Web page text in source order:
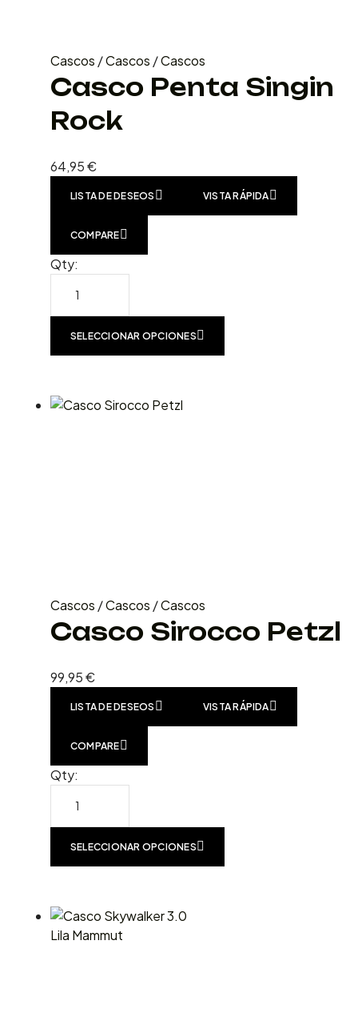
Cascos /Cascos /Cascos
Casco Penta Singin
Rock
64,95€
LISTA DE DESEOS VISTA RÁPIDA
COMPARE
Qty:
SELECCIONAR OPCIONES
Cascos /Cascos /Cascos
Casco Sirocco Petzl
99,95€
LISTA DE DESEOS VISTA RÁPIDA
COMPARE
Qty:
SELECCIONAR OPCIONES